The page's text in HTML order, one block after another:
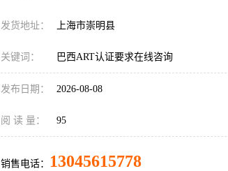
发货地址： 上海市崇明县
关键词： 巴西ART认证要求在线咨询
发布日期： 2026-08-08
阅 读 量： 95
销售电话： 13045615778